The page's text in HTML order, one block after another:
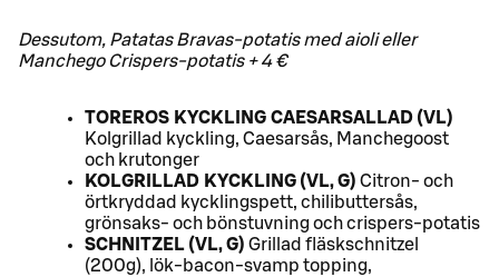
Dessutom, Patatas Bravas-potatis med aioli eller
Manchego Crispers-potatis + 4 €
TOREROS KYCKLING CAESARSALLAD (VL)
Kolgrillad kyckling, Caesarsås, Manchegoost
och krutonger
KOLGRILLAD KYCKLING (VL, G) Citron- och
örtkryddad kycklingspett, chilibuttersås,
grönsaks- och bönstuvning och crispers-potatis
SCHNITZEL (VL, G) Grillad fläskschnitzel
(200g), lök-bacon-svamp topping,